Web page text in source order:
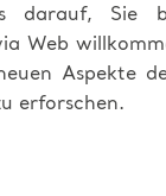
darauf, Sie
Web
Aspekte
erforschen.